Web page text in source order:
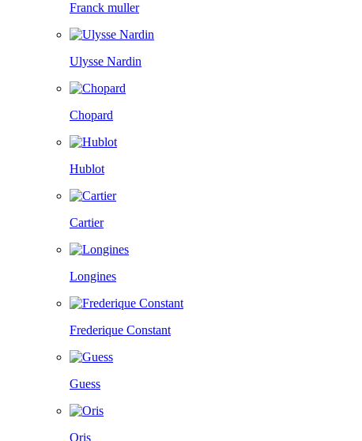
Franck muller
Ulysse Nardin
Chopard
Hublot
Cartier
Longines
Frederique Constant
Guess
Oris